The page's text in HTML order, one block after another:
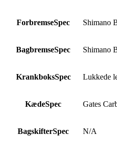
ForbremseSpec Shimano
BagbremseSpec Shimano
KrankboksSpec Lukkede
KædeSpec Gates
BagskifterSpec N/A